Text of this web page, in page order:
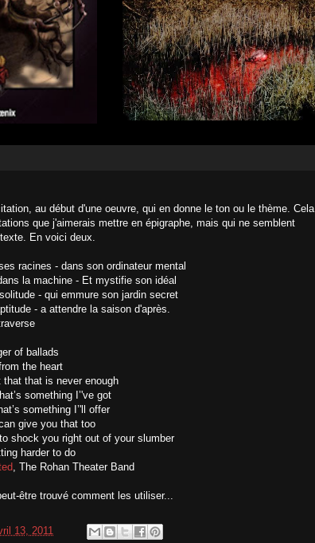
au début d'une oeuvre, qui en donne le ton ou le thème. Cela
que j'aimerais mettre en épigraphe, mais qui ne semblent
En voici deux.
racines - dans son ordinateur mental
la machine - Et mystifie son idéal
- qui emmure son jardin secret
- a attendre la saison d'après.
of ballads
the heart
that that is never enough
something I’'ve got
something I’'ll offer
give you that too
shock you right out of your slumber
harder to do
, The Rohan Theater Band
être trouvé comment les utiliser...
13, 2011